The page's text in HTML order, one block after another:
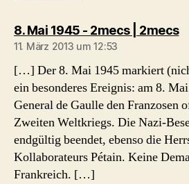
8. Mai 1945 - 2mecs | 2mecs
11. März 2013 um 12:53
[…] Der 8. Mai 1945 markiert
ein besonderes Ereignis: am 8.
General de Gaulle den Franzosen
Zweiten Weltkriegs. Die Nazi-
endgültig beendet, ebenso die
Kollaborateurs Pétain. Keine
Frankreich. […]